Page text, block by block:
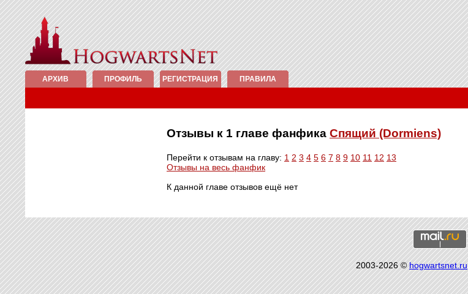
АРХИВ ПРОФИЛЬ РЕГИСТРАЦИЯ ПРАВИЛА
Отзывы к 1 главе фанфика Спящий (Dormiens)
Перейти к отзывам на главу: 1 2 3 4 5 6 7 8 9 10 11 12 13
Отзывы на весь фанфик
К данной главе отзывов ещё нет
2003-2026 ©hogwartsnet.ru